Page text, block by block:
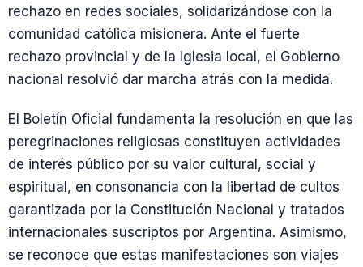
rechazo en redes sociales, solidarizándose con la
comunidad católica misionera. Ante el fuerte
rechazo provincial y de la Iglesia local, el Gobierno
nacional resolvió dar marcha atrás con la medida.
El Boletín Oficial fundamenta la resolución en que las
peregrinaciones religiosas constituyen actividades
de interés público por su valor cultural, social y
espiritual, en consonancia con la libertad de cultos
garantizada por la Constitución Nacional y tratados
internacionales suscriptos por Argentina. Asimismo,
se reconoce que estas manifestaciones son viajes